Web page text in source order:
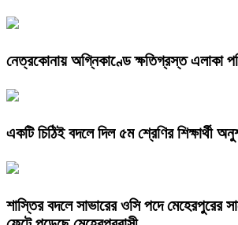
নেত্রকোনায় অগ্নিকাণ্ডে ক্ষতিগ্রস্ত এলাকা
একটি চিঠিই বদলে দিল ৫ম শ্রেণির শিক্ষার্থী
শাস্তির বদলে সাভারের ওসি পদে মেহেরপুরের